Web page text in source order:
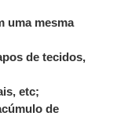
uma mesma
de tecidos,
etc;
de